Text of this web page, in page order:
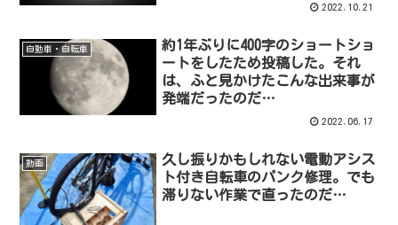
2022.10.21
自動車・自転車
約1年ぶりに400字のショートショ
ートをしたため投稿した。それ
は、ふと見かけたこんな出来事が
発端だったのだ…
2022.06.17
動画
久し振りかもしれない電動アシス
ト付き自転車のパンク修理。でも
滞りない作業で直ったのだ…